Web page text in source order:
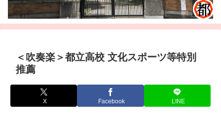
＜吹奏楽＞都立高校 文化スポーツ等特別
推薦
X Facebook LINE